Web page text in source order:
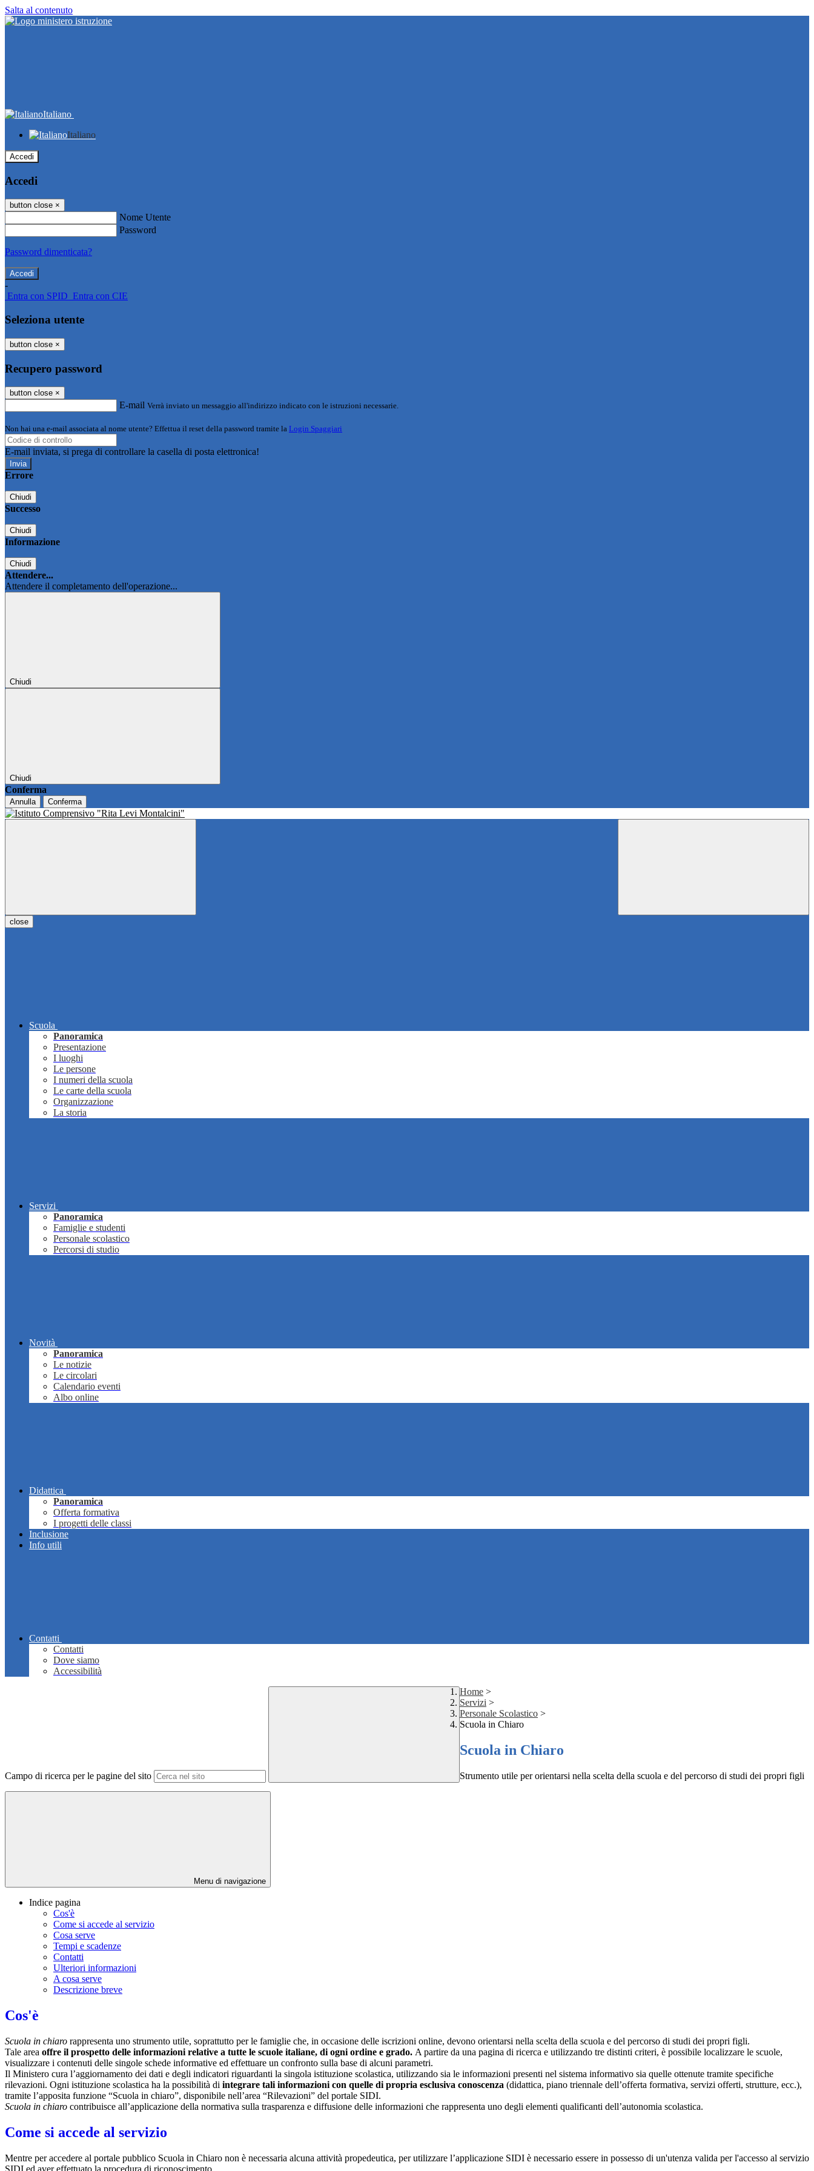
Salta al contenuto
Italiano
Italiano
Accedi
Accedi
button close ×
Nome Utente
Password
Password dimenticata?
-
Entra con SPID Entra con CIE
Seleziona utente
button close ×
Recupero password
button close ×
E-mail Verrà inviato un messaggio all'indirizzo indicato con le istruzioni necessarie.
Non hai una e-mail associata al nome utente? Effettua il reset della password tramite la Login Spaggiari
E-mail inviata, si prega di controllare la casella di posta elettronica!
Errore
Chiudi
Successo
Chiudi
Informazione
Chiudi
Attendere...
Attendere il completamento dell'operazione...
Chiudi
Chiudi
Conferma
Annulla Conferma
close
Scuola
Panoramica
Presentazione
I luoghi
Le persone
I numeri della scuola
Le carte della scuola
Organizzazione
La storia
Servizi
Panoramica
Famiglie e studenti
Personale scolastico
Percorsi di studio
Novità
Panoramica
Le notizie
Le circolari
Calendario eventi
Albo online
Didattica
Panoramica
Offerta formativa
I progetti delle classi
Inclusione
Info utili
Contatti
Contatti
Dove siamo
Accessibilità
Campo di ricerca per le pagine del sito
Home >
Servizi >
Personale Scolastico >
Scuola in Chiaro
Scuola in Chiaro
Strumento utile per orientarsi nella scelta della scuola e del percorso di studi dei propri figli
Menu di navigazione
Indice pagina
Cos'è
Come si accede al servizio
Cosa serve
Tempi e scadenze
Contatti
Ulteriori informazioni
A cosa serve
Descrizione breve
Cos'è
Scuola in chiaro rappresenta uno strumento utile, soprattutto per le famiglie che, in occasione delle iscrizioni online, devono orientarsi nella scelta della scuola e del percorso di studi dei propri figli.
Tale area offre il prospetto delle informazioni relative a tutte le scuole italiane, di ogni ordine e grado. A partire da una pagina di ricerca e utilizzando tre distinti criteri, è possibile localizzare le scuole,
visualizzare i contenuti delle singole schede informative ed effettuare un confronto sulla base di alcuni parametri.
Il Ministero cura l’aggiornamento dei dati e degli indicatori riguardanti la singola istituzione scolastica, utilizzando sia le informazioni presenti nel sistema informativo sia quelle ottenute tramite specifiche
rilevazioni. Ogni istituzione scolastica ha la possibilità di integrare tali informazioni con quelle di propria esclusiva conoscenza (didattica, piano triennale dell’offerta formativa, servizi offerti, strutture, ecc.),
tramite l’apposita funzione “Scuola in chiaro”, disponibile nell’area “Rilevazioni” del portale SIDI.
Scuola in chiaro contribuisce all’applicazione della normativa sulla trasparenza e diffusione delle informazioni che rappresenta uno degli elementi qualificanti dell’autonomia scolastica.
Come si accede al servizio
Mentre per accedere al portale pubblico Scuola in Chiaro non è necessaria alcuna attività propedeutica, per utilizzare l’applicazione SIDI è necessario essere in possesso di un'utenza valida per l'accesso al servizio
SIDI ed aver effettuato la procedura di riconoscimento.